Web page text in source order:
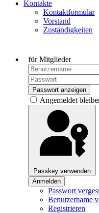
Kontakte
Kontaktformular
Vorstand
Zuständigkeiten
für Mitglieder
Passwort anzeigen
Angemeldet
Passkey verwenden
Anmelden
Passwort
Benutzername
Registrieren